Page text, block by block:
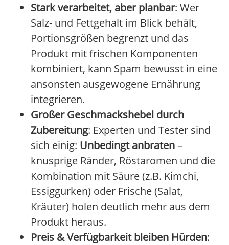
Stark verarbeitet, aber planbar: Wer
Salz- und Fettgehalt im Blick behält,
Portionsgrößen begrenzt und das
Produkt mit frischen Komponenten
kombiniert, kann Spam bewusst in eine
ansonsten ausgewogene Ernährung
integrieren.
Großer Geschmackshebel durch
Zubereitung: Experten und Tester sind
sich einig: Unbedingt anbraten–
knusprige Ränder, Röstaromen und die
Kombination mit Säure (z.B. Kimchi,
Essiggurken) oder Frische (Salat,
Kräuter) holen deutlich mehr aus dem
Produkt heraus.
Preis & Verfügbarkeit bleiben Hürden: